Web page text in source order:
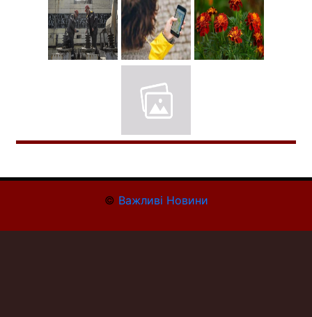
© Важливі Новини